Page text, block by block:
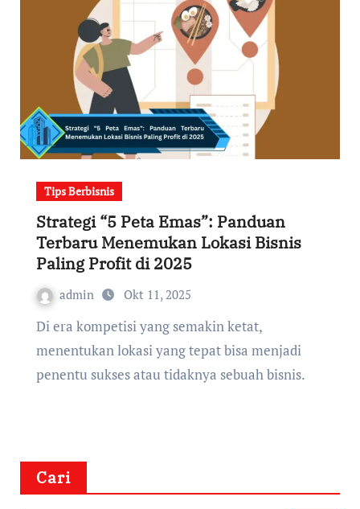
Tips Berbisnis
Strategi “5 Peta Emas”: Panduan
Terbaru Menemukan Lokasi Bisnis
Paling Profit di 2025
admin Okt 11, 2025
Di era kompetisi yang semakin ketat,
menentukan lokasi yang tepat bisa menjadi
penentu sukses atau tidaknya sebuah bisnis.
Cari